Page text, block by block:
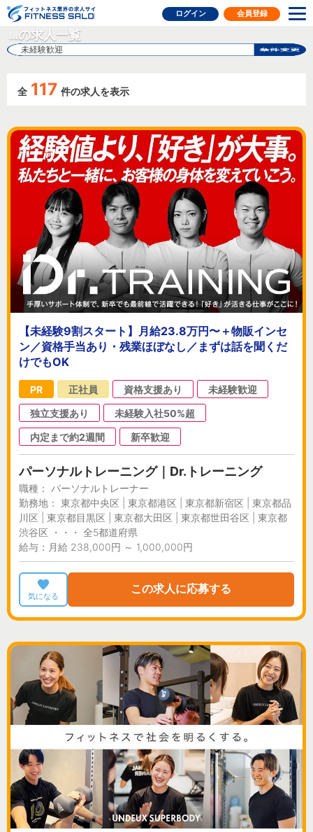
フィットネス業界の求人
ログイン 会員登録
…の求人一覧
未経験歓迎
全 117 件の求人を表示
【未経験9割スタート】月給23.8万円〜＋物販インセ
ン／資格手当あり・残業ほぼなし／まずは話を聞くだ
けでもOK
PR 正社員 資格支援あり
未経験歓迎
独立支援あり
未経験入社50%超
内定まで約2週間
新卒歓迎
パーソナルトレーニング｜Dr.トレーニング
職種： パーソナルトレーナー
勤務地： 東京都中央区 | 東京都港区 | 東京都新宿区 | 東京都品
川区 | 東京都目黒区 | 東京都大田区 | 東京都世田谷区 | 東京都
渋谷区 ・・・ 全5都道府県
給与：月給 238,000円 ～ 1,000,000円
気になる
この求人に応募する